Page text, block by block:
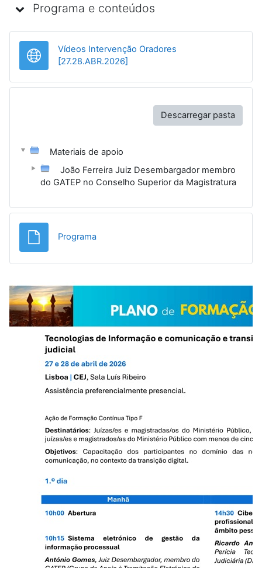
Programa e conteúdos
Vídeos Intervenção Oradores
[27.28.ABR.2026]
Descarregar pasta
Materiais de apoio
João Ferreira Juiz Desembargador membro
do GATEP no Conselho Superior da Magistratura
ProgramaFicheiro